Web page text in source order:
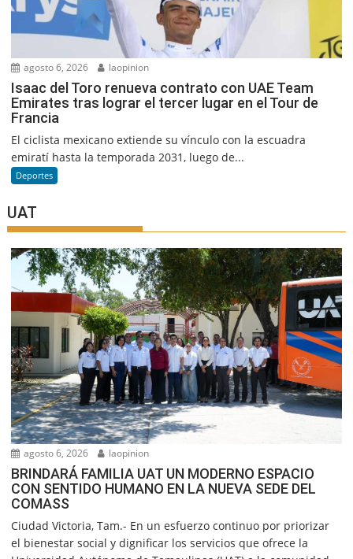
agosto 6, 2026 laopinion
Isaac del Toro renueva contrato con UAE Team
Emirates tras lograr el tercer lugar en el Tour de
Francia
El ciclista mexicano extiende su vínculo con la escuadra
emiratí hasta la temporada 2031, luego de...
Deportes
UAT
agosto 6, 2026 laopinion
BRINDARÁ FAMILIA UAT UN MODERNO ESPACIO
CON SENTIDO HUMANO EN LA NUEVA SEDE DEL
COMASS
Ciudad Victoria, Tam.- En un esfuerzo continuo por priorizar
el bienestar social y dignificar los servicios que ofrece la